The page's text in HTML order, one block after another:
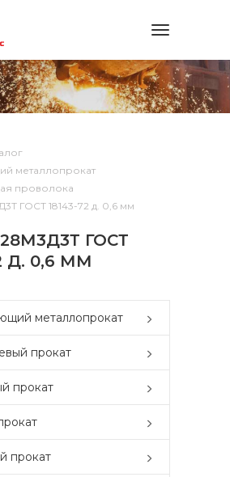
Toggle
металлопрокат
проволока
ГОСТ 18143-72 д. 0,6 мм
ГОСТ
Д. 0,6 ММ
металлопрокат
прокат
прокат
прокат